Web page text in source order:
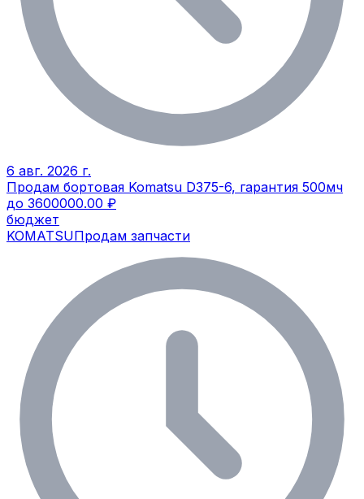
6 авг. 2026 г.
Продам бортовая Komatsu D375-6, гарантия 500мч
до 3600000.00 ₽
бюджет
KOMATSUПродам запчасти